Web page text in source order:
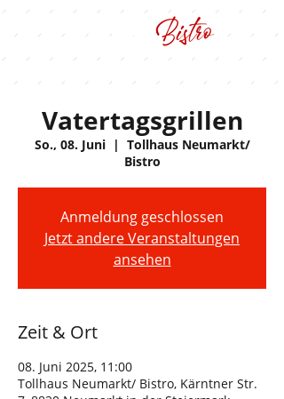
Vatertagsgrillen
So., 08. Juni
  |
Tollhaus Neumarkt/
Bistro
Anmeldung geschlossen
Jetzt andere Veranstaltungen
ansehen
Zeit & Ort
08. Juni 2025, 11:00
Tollhaus Neumarkt/ Bistro, Kärntner Str.